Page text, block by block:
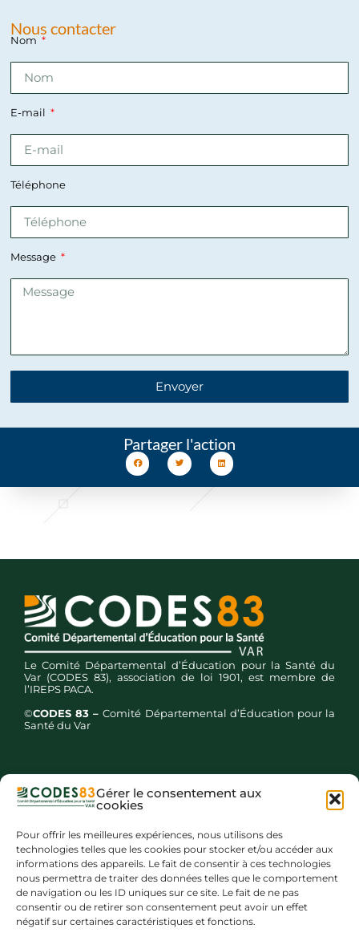
Gérer le consentement aux
cookies
Pour offrir les meilleures expériences, nous utilisons des
technologies telles que les cookies pour stocker et/ou accéder aux
informations des appareils. Le fait de consentir à ces technologies
nous permettra de traiter des données telles que le comportement
de navigation ou les ID uniques sur ce site. Le fait de ne pas
consentir ou de retirer son consentement peut avoir un effet
négatif sur certaines caractéristiques et fonctions.
Nous contacter
Nom
E-mail
Téléphone
Message
Envoyer
Partager l'action
Le Comité Départemental d’Éducation pour la Santé du
Var (CODES 83), association de loi 1901, est membre de
l’IREPS PACA.
©CODES 83 –Comité Départemental d’Éducation pour la
Santé du Var
Inscription newsletters